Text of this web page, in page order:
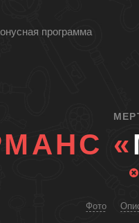
программа
«
Фото